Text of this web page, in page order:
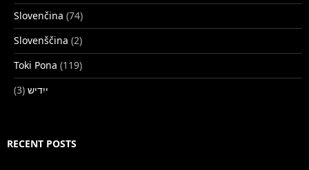
Slovenčina (74)
Slovenščina (2)
Toki Pona (119)
ייִדיש (3)
RECENT POSTS